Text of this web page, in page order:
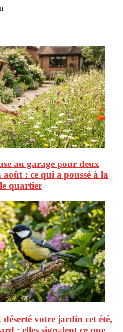
au garage pour deux
août : ce qui a poussé à la
quartier
déserté votre jardin cet été,
: elles signalent ce que